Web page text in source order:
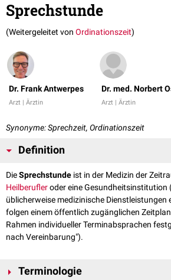
Sprechstunde
(Weitergeleitet von Ordinationszeit)
Dr. Frank Antwerpes
Arzt | Ärztin
Dr. med. Norbert
Arzt | Ärztin
Synonyme: Sprechzeit, Ordinationszeit
Definition
DieSprechstunde ist in der Medizin der
Heilberufleroder eine Gesundheitsinstitution
üblicherweise medizinische Dienstleistungen
folgen einem öffentlich zugänglichen
Rahmen individueller Terminabsprachen
nach Vereinbarung").
Terminologie